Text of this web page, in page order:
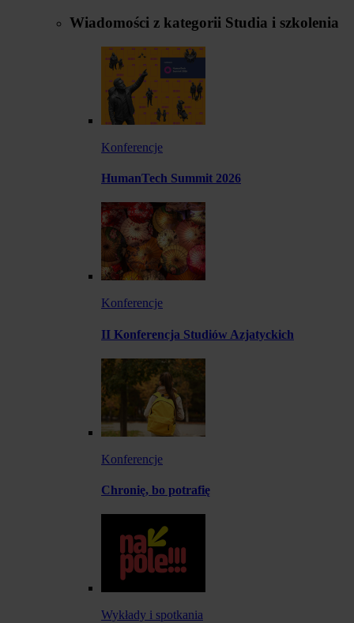
Wiadomości z kategorii Studia i szkolenia
Konferencje
HumanTech Summit 2026
Konferencje
II Konferencja Studiów Azjatyckich
Konferencje
Chronię, bo potrafię
Wykłady i spotkania